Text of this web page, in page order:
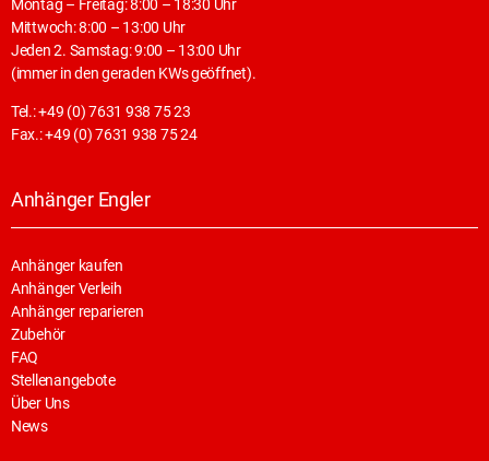
Montag – Freitag: 8:00 – 18:30 Uhr
Mittwoch: 8:00 – 13:00 Uhr
Jeden 2. Samstag: 9:00 – 13:00 Uhr
(immer in den geraden KWs geöffnet).
Tel.: +49 (0) 7631 938 75 23
Fax.: +49 (0) 7631 938 75 24
Anhänger Engler
Anhänger kaufen
Anhänger Verleih
Anhänger reparieren
Zubehör
FAQ
Stellenangebote
Über Uns
News